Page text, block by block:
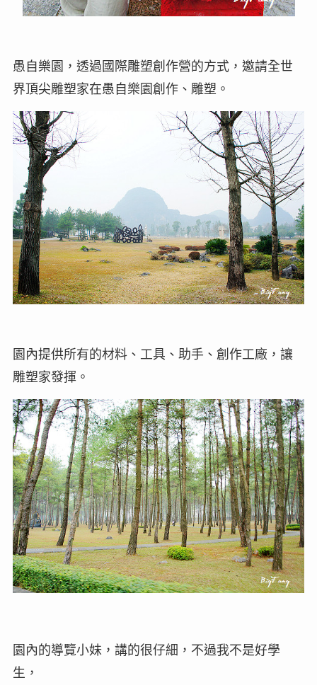
愚自樂園，透過國際雕塑創作營的方式，邀請全世
界頂尖雕塑家在愚自樂園創作、雕塑。
園內提供所有的材料、工具、助手、創作工廠，讓
雕塑家發揮。
園內的導覽小妹，講的很仔細，不過我不是好學
生，